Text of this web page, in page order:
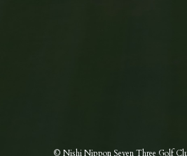
© Nishi Nippon Seven Three Golf